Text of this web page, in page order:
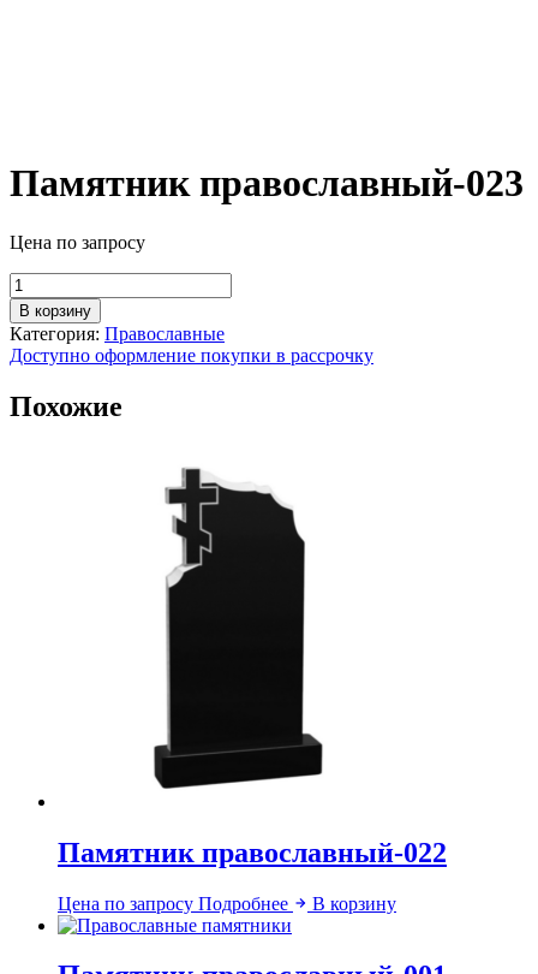
Памятник православный-023
Цена по запросу
Количество
товара
Памятник
православный-023
В корзину
Категория: Православные
Доступно оформление покупки в рассрочку
Похожие
Памятник православный-022
Цена по запросу Подробнее В корзину